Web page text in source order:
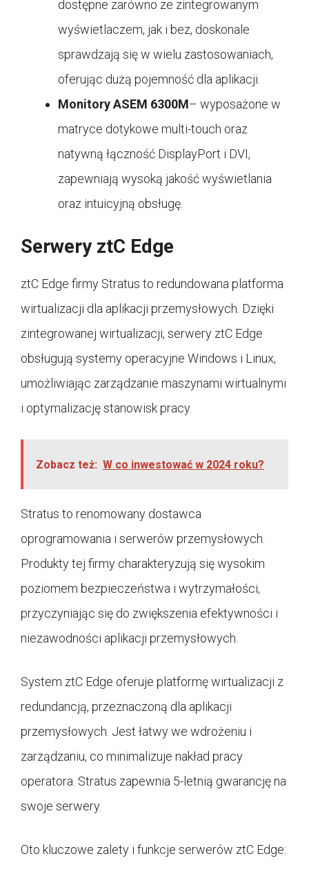
dostępne zarówno ze zintegrowanym
wyświetlaczem, jak i bez, doskonale
sprawdzają się w wielu zastosowaniach,
oferując dużą pojemność dla aplikacji.
Monitory ASEM 6300M– wyposażone w
matryce dotykowe multi-touch oraz
natywną łączność DisplayPort i DVI,
zapewniają wysoką jakość wyświetlania
oraz intuicyjną obsługę.
Serwery ztC Edge
ztC Edge firmy Stratus to redundowana platforma
wirtualizacji dla aplikacji przemysłowych. Dzięki
zintegrowanej wirtualizacji, serwery ztC Edge
obsługują systemy operacyjne Windows i Linux,
umożliwiając zarządzanie maszynami wirtualnymi
i optymalizację stanowisk pracy.
Zobacz też: W co inwestować w 2024 roku?
Stratus to renomowany dostawca
oprogramowania i serwerów przemysłowych.
Produkty tej firmy charakteryzują się wysokim
poziomem bezpieczeństwa i wytrzymałości,
przyczyniając się do zwiększenia efektywności i
niezawodności aplikacji przemysłowych.
System ztC Edge oferuje platformę wirtualizacji z
redundancją, przeznaczoną dla aplikacji
przemysłowych. Jest łatwy we wdrożeniu i
zarządzaniu, co minimalizuje nakład pracy
operatora. Stratus zapewnia 5-letnią gwarancję na
swoje serwery.
Oto kluczowe zalety i funkcje serwerów ztC Edge: